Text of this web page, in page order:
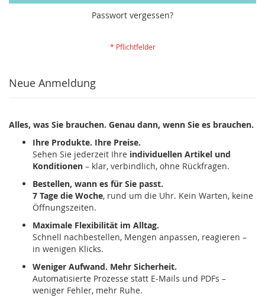
Passwort vergessen?
Neue Anmeldung
Alles, was Sie brauchen. Genau dann, wenn Sie es brauchen.
Ihre Produkte. Ihre Preise.
Sehen Sie jederzeit Ihre individuellen Artikel und
Konditionen – klar, verbindlich, ohne Rückfragen.
Bestellen, wann es für Sie passt.
7 Tage die Woche, rund um die Uhr. Kein Warten, keine
Öffnungszeiten.
Maximale Flexibilität im Alltag.
Schnell nachbestellen, Mengen anpassen, reagieren –
in wenigen Klicks.
Weniger Aufwand. Mehr Sicherheit.
Automatisierte Prozesse statt E-Mails und PDFs –
weniger Fehler, mehr Ruhe.